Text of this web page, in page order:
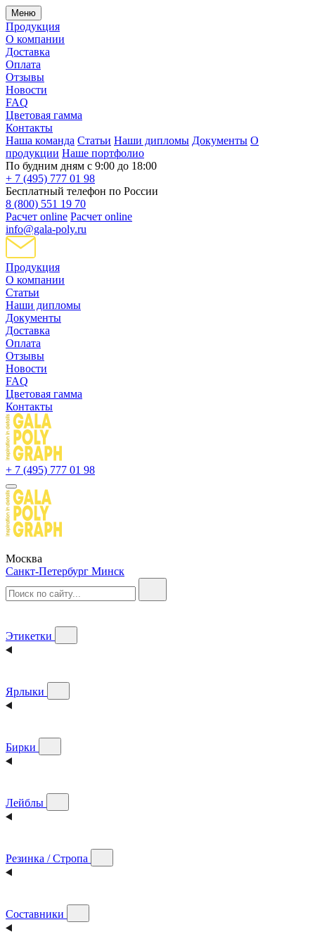
Меню
Продукция
О компании
Доставка
Оплата
Отзывы
Новости
FAQ
Цветовая гамма
Контакты
Наша команда Статьи Наши дипломы Документы О
продукции Наше портфолио
По будним дням с 9:00 до 18:00
+ 7 (495) 777 01 98
Бесплатный телефон по России
8 (800) 551 19 70
Расчет online Расчет online
info@gala-poly.ru
Продукция
О компании
Статьи
Наши дипломы
Документы
Доставка
Оплата
Отзывы
Новости
FAQ
Цветовая гамма
Контакты
+ 7 (495) 777 01 98
Москва
Санкт-Петербург Минск
Этикетки
Ярлыки
Бирки
Лейблы
Резинка / Стропа
Составники